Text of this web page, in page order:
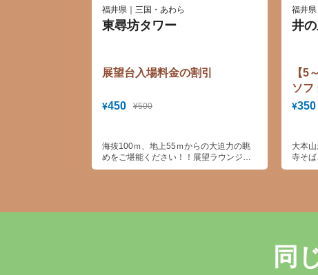
福井県｜三国・あわら
東尋坊タワー
展望台入場料金の割引
¥450 ¥500
海抜100ｍ、地上55ｍからの大迫力の眺
めをご堪能ください！！展望ラウンジ、
海の幸のレストラン、お土産店もありま
福井
井
【5
ソフ
¥350
大本
寺そ
提供
同